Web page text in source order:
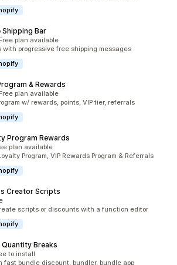
Shipping Bar
2794
Free plan available
with progressive free shipping messages
& Rewards
1696
Free plan available
w/ rewards, points, VIP tier, referrals
Program Rewards
434
plan available
Program, VIP Rewards Program & Referrals
Creator Scripts
90
scripts or discounts with a function editor
Quantity Breaks
283
to install
fast bundle discount, bundler, bundle app